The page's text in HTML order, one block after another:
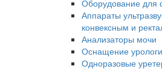
Оборудование для
Аппараты
конвексным и
Анализаторы мочи
Оснащение
Одноразовые